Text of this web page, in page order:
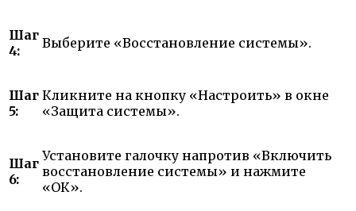
Шаг
4:
Выберите «Восстановление системы».
Шаг
5:
Кликните на кнопку «Настроить» в окне
«Защита системы».
Шаг
6:
Установите галочку напротив «Включить
восстановление системы» и нажмите
«ОК».